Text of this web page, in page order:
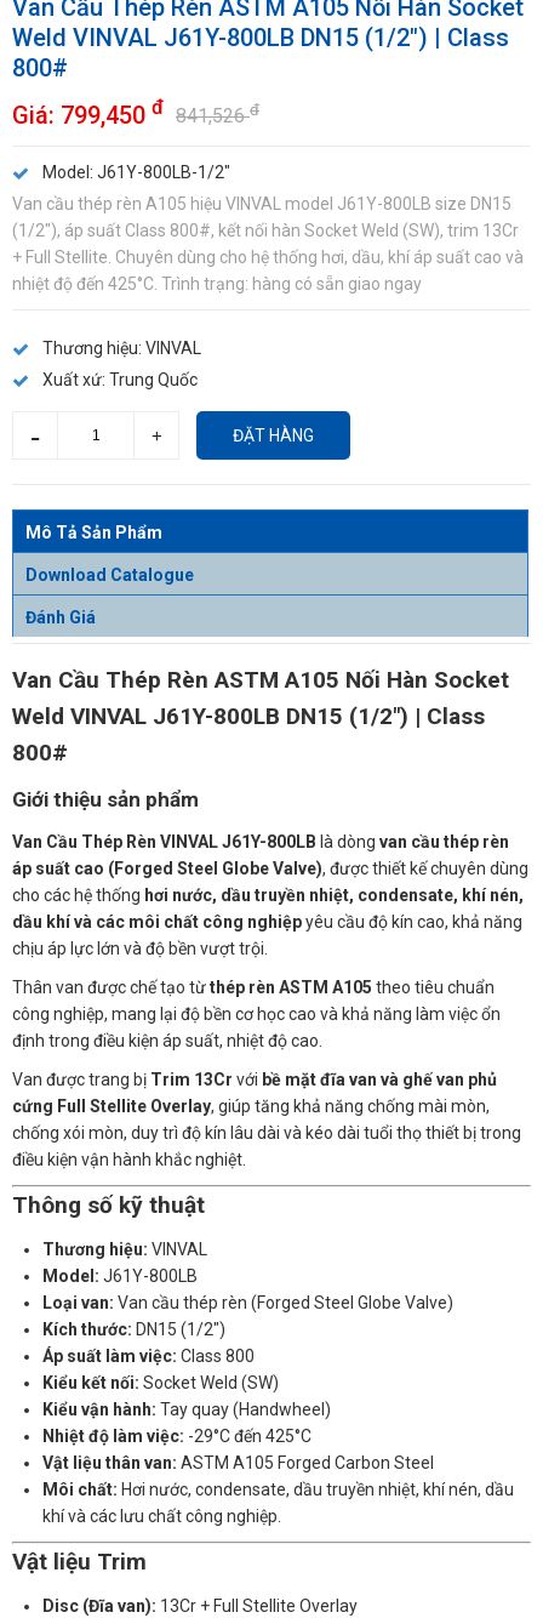
Van Cầu Thép Rèn ASTM A105 Nối Hàn Socket
Weld VINVAL J61Y-800LB DN15 (1/2") | Class
800#
Giá: 799,450 đ 841,526đ
Model: J61Y-800LB-1/2"
Van cầu thép rèn A105 hiệu VINVAL model J61Y-800LB size DN15
(1/2"), áp suất Class 800#, kết nối hàn Socket Weld (SW), trim 13Cr
+ Full Stellite. Chuyên dùng cho hệ thống hơi, dầu, khí áp suất cao và
nhiệt độ đến 425°C. Trình trạng: hàng có sẵn giao ngay
Thương hiệu: VINVAL
Xuất xứ: Trung Quốc
ĐẶT HÀNG
Mô Tả Sản Phẩm
Download Catalogue
Đánh Giá
Van Cầu Thép Rèn ASTM A105 Nối Hàn Socket
Weld VINVAL J61Y-800LB DN15 (1/2") | Class
800#
Giới thiệu sản phẩm
Van Cầu Thép Rèn VINVAL J61Y-800LB là dòng van cầu thép rèn
áp suất cao (Forged Steel Globe Valve), được thiết kế chuyên dùng
cho các hệ thống hơi nước, dầu truyền nhiệt, condensate, khí nén,
dầu khí và các môi chất công nghiệpyêu cầu độ kín cao, khả năng
chịu áp lực lớn và độ bền vượt trội.
Thân van được chế tạo từthép rèn ASTM A105 theo tiêu chuẩn
công nghiệp, mang lại độ bền cơ học cao và khả năng làm việc ổn
định trong điều kiện áp suất, nhiệt độ cao.
Van được trang bị Trim 13Cr với bề mặt đĩa van và ghế van phủ
cứng Full Stellite Overlay, giúp tăng khả năng chống mài mòn,
chống xói mòn, duy trì độ kín lâu dài và kéo dài tuổi thọ thiết bị trong
điều kiện vận hành khắc nghiệt.
Thông số kỹ thuật
Thương hiệu: VINVAL
Model: J61Y-800LB
Loại van: Van cầu thép rèn (Forged Steel Globe Valve)
Kích thước: DN15 (1/2")
Áp suất làm việc: Class 800
Kiểu kết nối: Socket Weld (SW)
Kiểu vận hành: Tay quay (Handwheel)
Nhiệt độ làm việc: -29°C đến 425°C
Vật liệu thân van: ASTM A105 Forged Carbon Steel
Môi chất: Hơi nước, condensate, dầu truyền nhiệt, khí nén, dầu
khí và các lưu chất công nghiệp.
Vật liệu Trim
Disc (Đĩa van): 13Cr + Full Stellite Overlay